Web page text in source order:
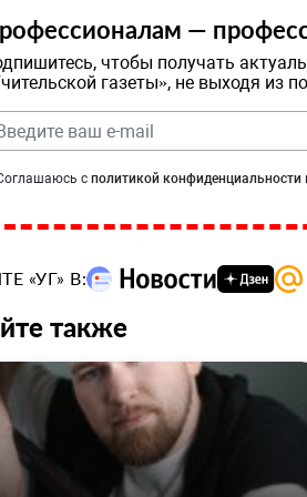
—
чтобы получать
газеты», не выходя из
с политикой конфиденциальности
«УГ» В:
также